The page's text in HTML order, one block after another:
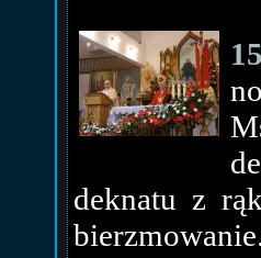
deknatu z